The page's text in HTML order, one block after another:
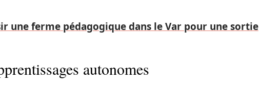
une ferme pédagogique dans le Var pour une sortie
autonomes